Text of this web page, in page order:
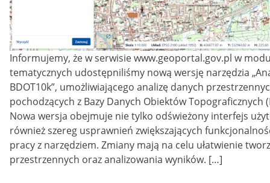
Informujemy, że w serwisie www.geoportal.gov.pl w
tematycznych udostępniliśmy nową wersję narzędzia
BDOT10k”, umożliwiającego analizę danych
pochodzących z Bazy Danych Obiektów Topograficznych
Nowa wersja obejmuje nie tylko odświeżony interfejs
również szereg usprawnień zwiększających
pracy z narzędziem. Zmiany mają na celu ułatwienie
przestrzennych oraz analizowania wyników. […]